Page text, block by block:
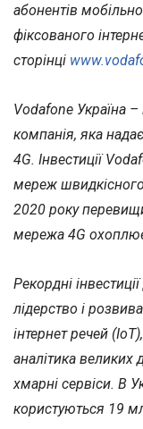
абонентів
фіксованого
сторінці
Vodafone Україна –
компанія, яка
4G. Інвестиції
мереж швидкісного
2020 року
мережа 4G
Рекордні
лідерство і
інтернет речей
аналітика великих
хмарні сервіси. В
користуються 19